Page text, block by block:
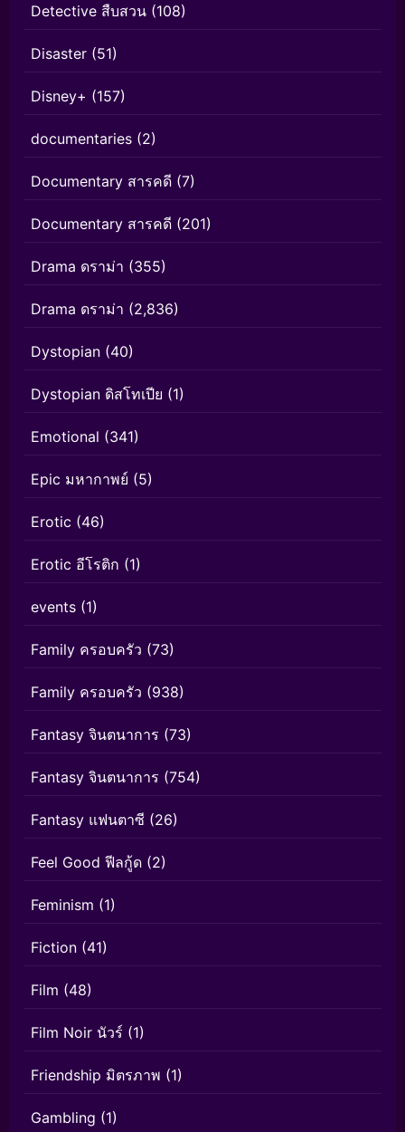
Detective สืบสวน (108)
Disaster (51)
Disney+ (157)
documentaries (2)
Documentary สารคดี (7)
Documentary สารคดี (201)
Drama ดราม่า (355)
Drama ดราม่า (2,836)
Dystopian (40)
Dystopian ดิสโทเปีย (1)
Emotional (341)
Epic มหากาพย์ (5)
Erotic (46)
Erotic อีโรติก (1)
events (1)
Family ครอบครัว (73)
Family ครอบครัว (938)
Fantasy จินตนาการ (73)
Fantasy จินตนาการ (754)
Fantasy แฟนตาซี (26)
Feel Good ฟีลกู้ด (2)
Feminism (1)
Fiction (41)
Film (48)
Film Noir นัวร์ (1)
Friendship มิตรภาพ (1)
Gambling (1)